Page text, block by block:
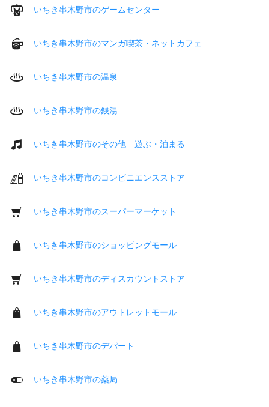
いちき串木野市のゲームセンター
いちき串木野市のマンガ喫茶・ネットカフェ
いちき串木野市の温泉
いちき串木野市の銭湯
いちき串木野市のその他 遊ぶ・泊まる
いちき串木野市のコンビニエンスストア
いちき串木野市のスーパーマーケット
いちき串木野市のショッピングモール
いちき串木野市のディスカウントストア
いちき串木野市のアウトレットモール
いちき串木野市のデパート
いちき串木野市の薬局